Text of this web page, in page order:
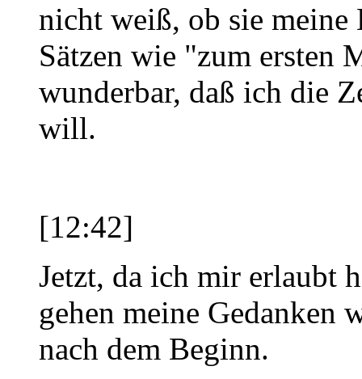
nicht weiß, ob sie
Sätzen wie "zum ersten
wunderbar, daß ich die
will.
[12:42]
Jetzt, da ich mir erlaubt
gehen meine Gedanken
nach dem Beginn.